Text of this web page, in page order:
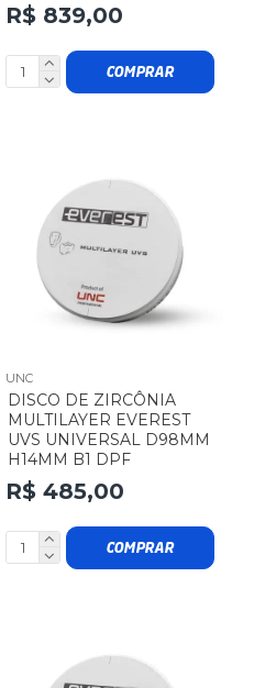
R$ 839,00
COMPRAR
UNC
DISCO DE ZIRCÔNIA
MULTILAYER EVEREST
UVS UNIVERSAL D98MM
H14MM B1 DPF
R$ 485,00
COMPRAR